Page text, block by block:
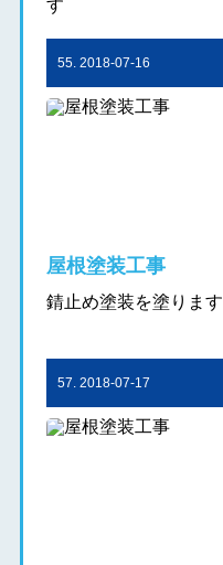
す
55. 2018-07-16
屋根塗装工事
錆止め塗装を塗ります
57. 2018-07-17